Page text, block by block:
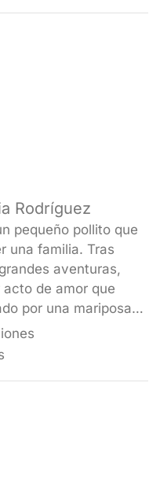
Rodríguez
pequeño pollito que
una familia. Tras
aventuras,
de amor que
por una mariposa…